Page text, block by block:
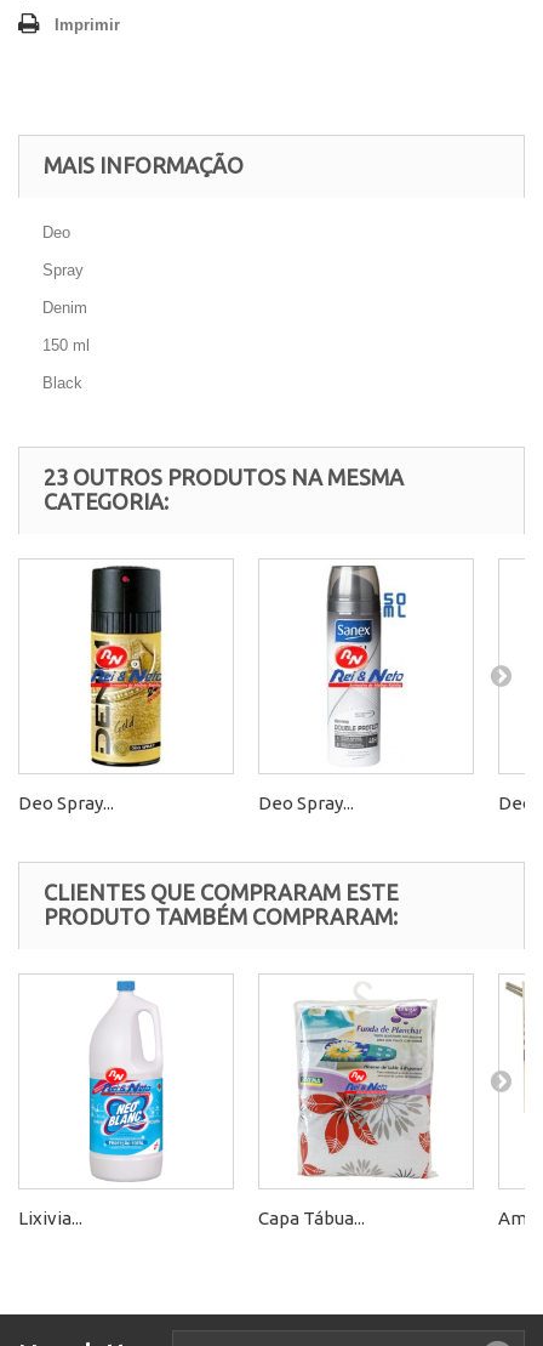
Imprimir
MAIS INFORMAÇÃO
Deo
Spray
Denim
150 ml
Black
23 OUTROS PRODUTOS NA MESMA
CATEGORIA:
Deo Spray... Deo Spray... Deo
CLIENTES QUE COMPRARAM ESTE
PRODUTO TAMBÉM COMPRARAM:
Lixivia... Capa Tábua...